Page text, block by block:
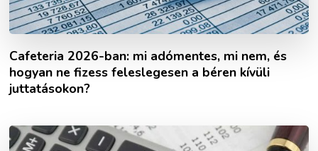
Cafeteria 2026-ban: mi adómentes, mi nem, és
hogyan ne fizess feleslegesen a béren kívüli
juttatásokon?